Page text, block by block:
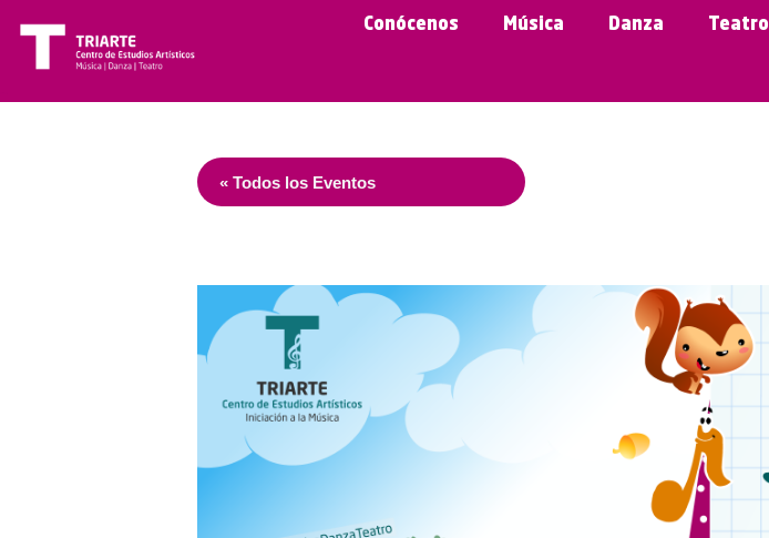
Conócenos Música Danza Teatro
« Todos los Eventos